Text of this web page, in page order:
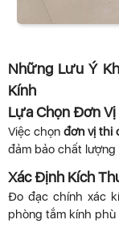
Những Lưu Ý
Kính
Lựa Chọn Đơn
Việc chọn đơn vị thi
đảm bảo chất
Xác Định Kích
Đo đạc chính xác
phòng tắm kính